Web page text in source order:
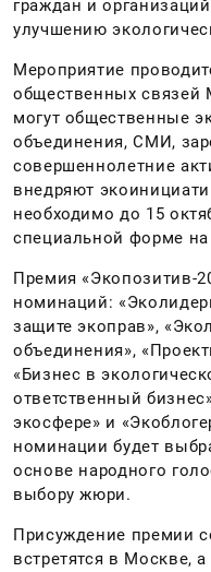
граждан и
улучшению
Мероприятие
общественных связей
могут общественные
объединения, СМИ,
совершеннолетние
внедряют
необходимо до 15
специальной форме
Премия «Экопозитив-
номинаций:
защите экоправ»,
объединения»,
«Бизнес в
ответственный
экосфере» и
номинации будет
основе народного
выбору жюри.
Присуждение премии
встретятся в Москве,